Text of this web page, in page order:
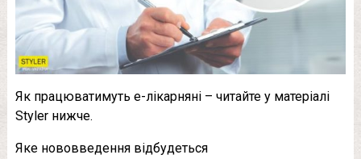
Як працюватимуть е-лікарняні – читайте у матеріалі
Styler нижче.
Яке нововведення відбудеться